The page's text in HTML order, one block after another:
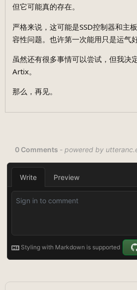
但它可能真的存在。
严格来说，这可能是SSD控制器和主
容性问题。也许第一次能用只是运气好
虽然还有很多事情可以尝试，但我决
Artix。
那么，再见。